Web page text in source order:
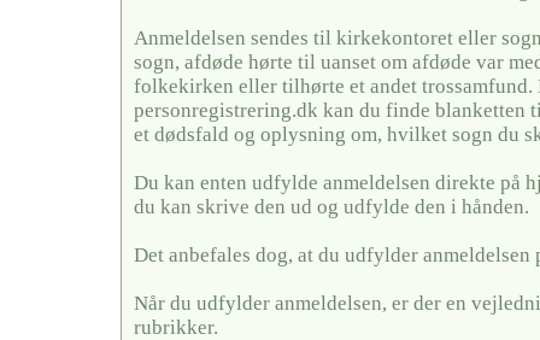
Anmeldelsen sendes til kirkekontoret eller
sogn, afdøde hørte til uanset om afdøde var
folkekirken eller tilhørte et andet trossamfund.
personregistrering.dk kan du finde blanketten
et dødsfald og oplysning om, hvilket sogn du
Du kan enten udfylde anmeldelsen direkte på
du kan skrive den ud og udfylde den i hånden.
Det anbefales dog, at du udfylder anmeldelsen
Når du udfylder anmeldelsen, er der en
rubrikker.